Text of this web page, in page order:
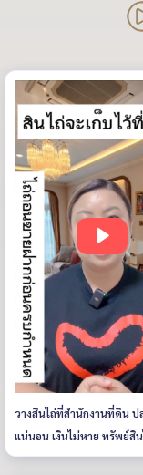
วางสินไถ่ที่สำนักงานที่ดิน ป
แน่นอน เงินไม่หาย ทรัพย์สิ